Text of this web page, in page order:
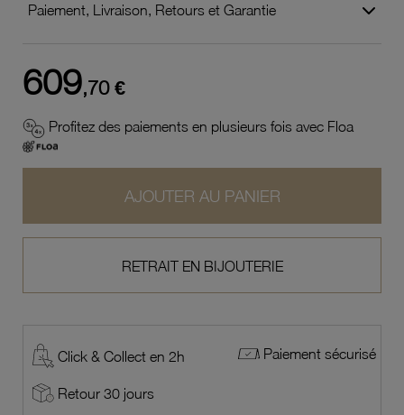
Paiement, Livraison, Retours et Garantie
609,70 €
Profitez des paiements en plusieurs fois avec Floa
AJOUTER AU PANIER
RETRAIT EN BIJOUTERIE
Click & Collect en 2h Paiement sécurisé
Retour 30 jours